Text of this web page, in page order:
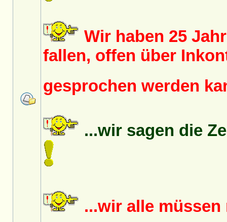
Wir haben 25
fallen, offen über
gesprochen werden
...wir sagen die
...wir alle